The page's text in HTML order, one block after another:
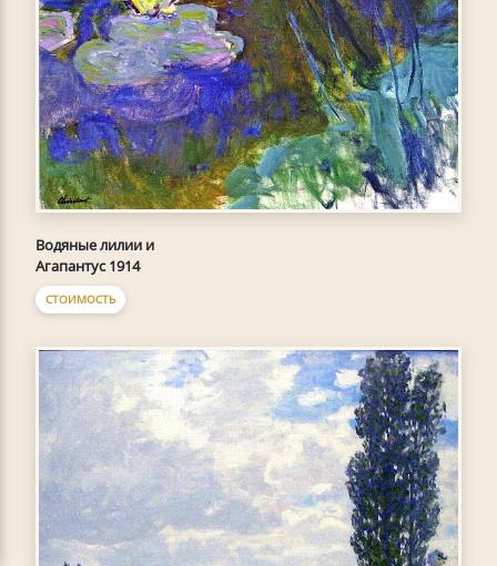
Водяные лилии и
Агапантус 1914
СТОИМОСТЬ